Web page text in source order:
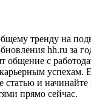
тренду на
hh.ru за
общение с
успехам.
статью и начинайте
прямо сейчас.